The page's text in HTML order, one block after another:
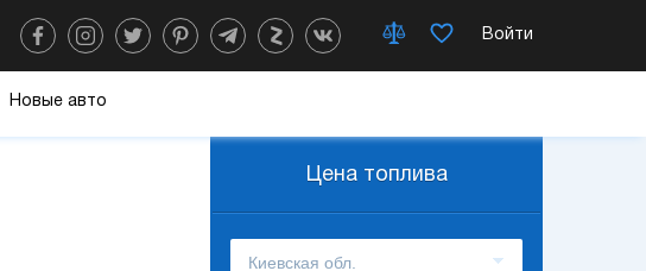
Войти
Новые авто
Цена топлива